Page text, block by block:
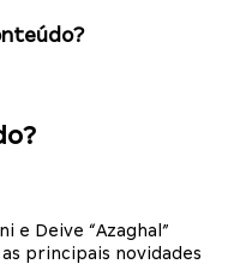
e Deive “Azaghal”
principais novidades